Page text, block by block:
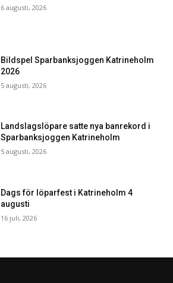
6 augusti, 2026
Bildspel Sparbanksjoggen Katrineholm
2026
5 augusti, 2026
Landslagslöpare satte nya banrekord i
Sparbanksjoggen Katrineholm
5 augusti, 2026
Dags för löparfest i Katrineholm 4
augusti
16 juli, 2026